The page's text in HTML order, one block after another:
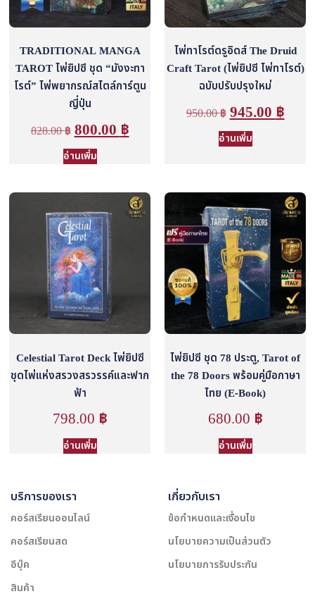
TRADITIONAL MANGA
TAROT ไพ่ยิปซี ชุด “มังงะทา
โรต์” ไพ่พยากรณ์สไตล์การ์ตูน
ญี่ปุ่น
828.00฿ 800.00 ฿
อ่านเพิ่ม
ไพ่ทาโรต์ดรูอิดส์ The Druid
Craft Tarot (ไพ่ยิปซี ไพ่ทาโรต์)
ฉบับปรับปรุงใหม่
950.00฿ 945.00 ฿
อ่านเพิ่ม
Celestial Tarot Deck ไพ่ยิปซี
ชุดไพ่แห่งสรวงสรวรรค์และฟาก
ฟ้า
798.00 ฿
อ่านเพิ่ม
ไพ่ยิปซี ชุด 78 ประตู, Tarot of
the 78 Doors พร้อมคู่มือภาษา
ไทย (E-Book)
680.00 ฿
อ่านเพิ่ม
บริการของเรา
คอร์สเรียนออนไลน์
คอร์สเรียนสด
อีบุ๊ค
สินค้า
เกี่ยวกับเรา
ข้อกำหนดและเงื่อนไข
นโยบายความเป็นส่วนตัว
นโยบายการรับประกัน